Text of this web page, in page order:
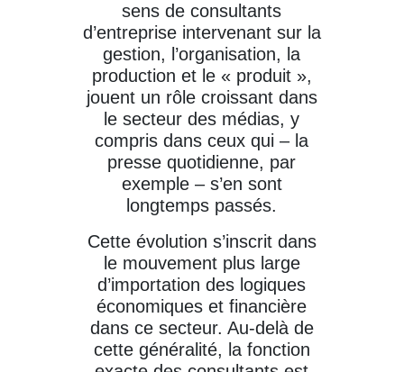
sens de consultants
d’entreprise intervenant sur la
gestion, l’organisation, la
production et le « produit »,
jouent un rôle croissant dans
le secteur des médias, y
compris dans ceux qui – la
presse quotidienne, par
exemple – s’en sont
longtemps passés.
Cette évolution s’inscrit dans
le mouvement plus large
d’importation des logiques
économiques et financière
dans ce secteur. Au-delà de
cette généralité, la fonction